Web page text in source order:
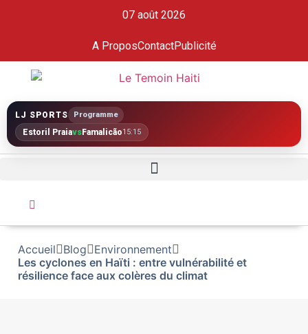
07 août 2026
A ProposContactPublicité
LJ SPORTS Programme
Estoril PraiavsFamalicão15:15
Accueil Blog
Environnement
Les cyclones en Haïti : entre vulnérabilité et
résilience face aux colères du climat